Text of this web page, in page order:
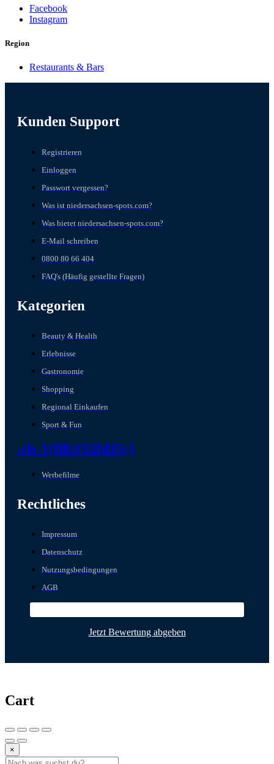
Facebook
Instagram
Region
Restaurants & Bars
Kunden Support
Registrieren
Einloggen
Passwort vergessen?
Was ist niedersachsen-spots.com?
Was bietet niedersachsen-spots.com?
E-Mail schreiben
0800 80 66 404
FAQ's (Häufig gestellte Fragen)
Kategorien
Beauty & Health
Erlebnisse
Gastronomie
Shopping
Regional Einkaufen
Sport & Fun
.cls-1{fill:#32fd35;}
Werbefilme
Rechtliches
Impressum
Datenschutz
Nutzungsbedingungen
AGB
Jetzt Bewertung abgeben
Cart
×